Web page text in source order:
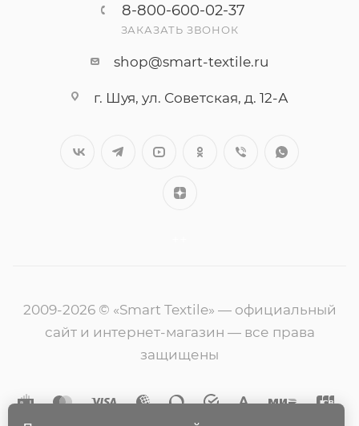
8-800-600-02-37
ЗАКАЗАТЬ ЗВОНОК
shop@smart-textile.ru
г. Шуя, ул. Советская, д. 12-А
2009-2026 © «Smart Textile» — официальный
сайт и интернет-магазин — все права
защищены